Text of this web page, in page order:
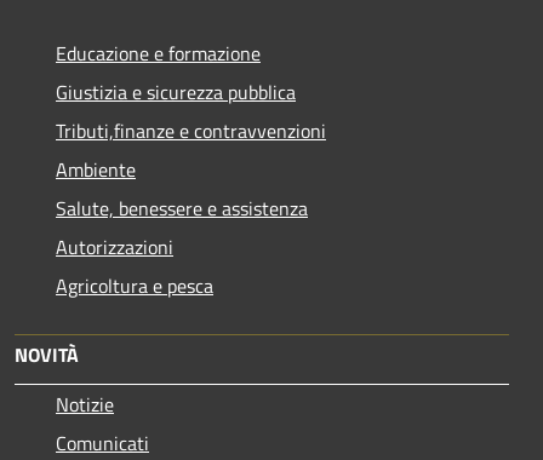
Educazione e formazione
Giustizia e sicurezza pubblica
Tributi,finanze e contravvenzioni
Ambiente
Salute, benessere e assistenza
Autorizzazioni
Agricoltura e pesca
NOVITÀ
Notizie
Comunicati